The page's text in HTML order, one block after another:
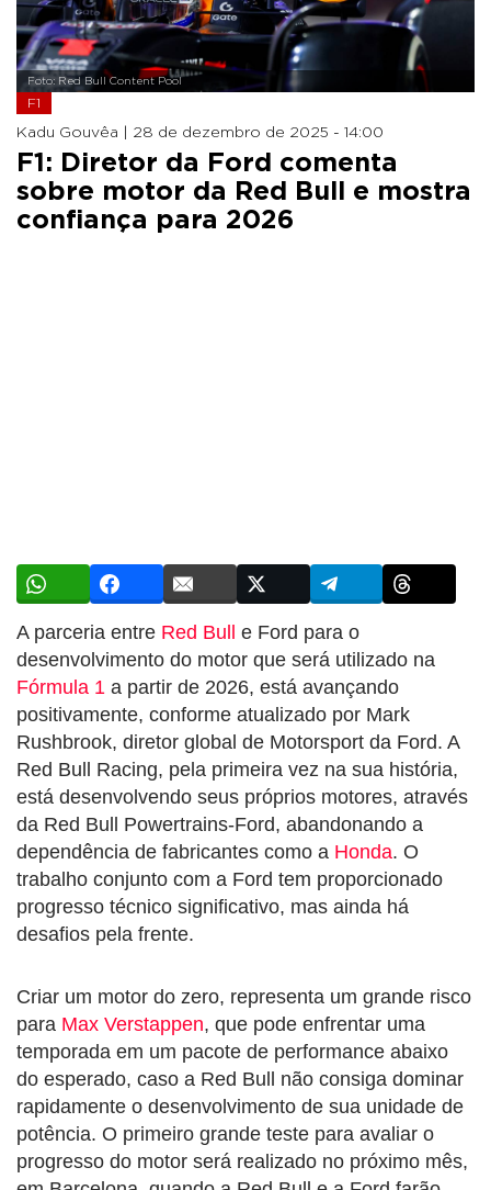
Foto: Red Bull Content Pool
F1
Kadu Gouvêa | 28 de dezembro de 2025 - 14:00
F1: Diretor da Ford comenta
sobre motor da Red Bull e mostra
confiança para 2026
A parceria entre Red Bull e Ford para o
desenvolvimento do motor que será utilizado na
Fórmula 1 a partir de 2026, está avançando
positivamente, conforme atualizado por Mark
Rushbrook, diretor global de Motorsport da Ford. A
Red Bull Racing, pela primeira vez na sua história,
está desenvolvendo seus próprios motores, através
da Red Bull Powertrains-Ford, abandonando a
dependência de fabricantes como a Honda. O
trabalho conjunto com a Ford tem proporcionado
progresso técnico significativo, mas ainda há
desafios pela frente.
Criar um motor do zero, representa um grande risco
para Max Verstappen, que pode enfrentar uma
temporada em um pacote de performance abaixo
do esperado, caso a Red Bull não consiga dominar
rapidamente o desenvolvimento de sua unidade de
potência. O primeiro grande teste para avaliar o
progresso do motor será realizado no próximo mês,